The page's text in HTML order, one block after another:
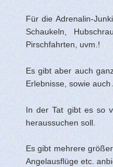
Für die Adrenalin-
Schaukeln,
Pirschfahrten, uvm.!
Es gibt aber auch
Erlebnisse, sowie auch
In der Tat gibt es so
heraussuchen soll.
Es gibt mehrere
Angelausflüge etc.